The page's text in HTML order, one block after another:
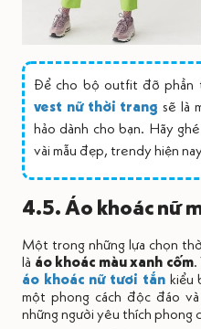
Để cho bộ outfit đỡ phần
vest nữ thời trang sẽ là
hảo dành cho bạn. Hãy
vài mẫu đẹp, trendy hiện
4.5. Áo khoác nữ
Một trong những lựa chọn
là áo khoác màu xanh cốm.
áo khoác nữ tươi tắnkiểu
một phong cách độc đáo
những người yêu thích phong